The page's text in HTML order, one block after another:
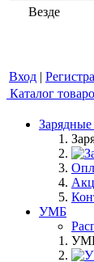
Везде
Вход |
Каталог
Зарядные
УМБ